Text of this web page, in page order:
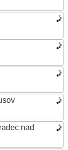
nad